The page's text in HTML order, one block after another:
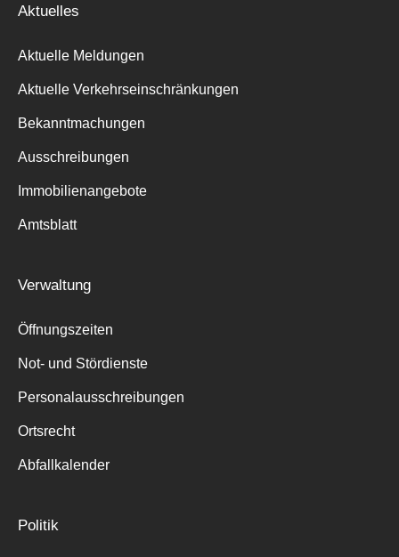
Aktuelles
Aktuelle Meldungen
Aktuelle Verkehrseinschränkungen
Bekanntmachungen
Ausschreibungen
Immobilienangebote
Amtsblatt
Verwaltung
Öffnungszeiten
Not- und Stördienste
Personalausschreibungen
Ortsrecht
Abfallkalender
Politik